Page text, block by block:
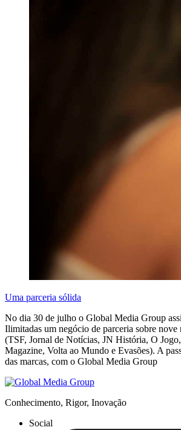
Uma parceria sólida
No dia 30 de julho o Global Media Group
Ilimitadas um negócio de parceria sobre nove
(TSF, Jornal de Notícias, JN História, O
Magazine, Volta ao Mundo e Evasões). A
das marcas, com o Global Media Group
Conhecimento, Rigor, Inovação
Social